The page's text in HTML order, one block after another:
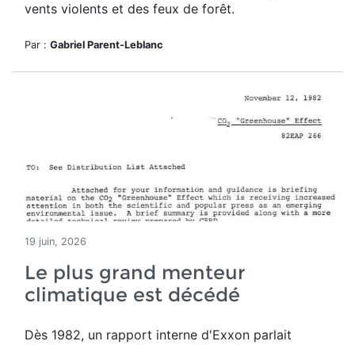
vents violents et des feux de forêt.
Par : Gabriel Parent-Leblanc
19 juin, 2026
Le plus grand menteur
climatique est décédé
Dès 1982, un rapport interne d'Exxon parlait